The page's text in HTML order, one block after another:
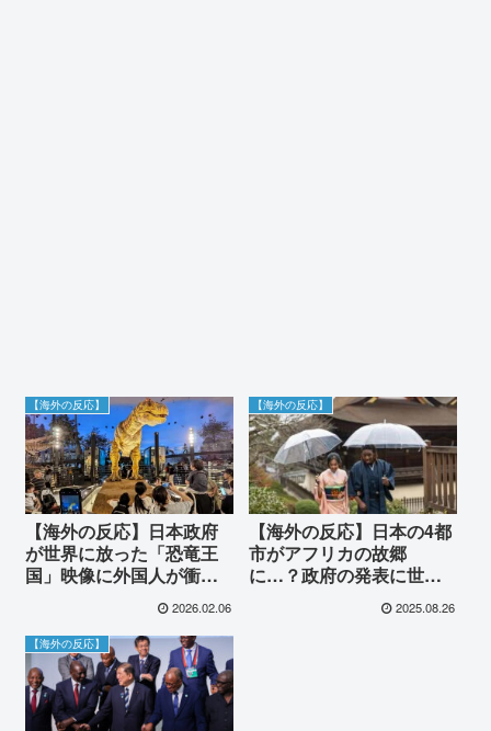
【海外の反応】
【海外の反応】日本政府
が世界に放った「恐竜王
国」映像に外国人が衝
撃！「日本には何でもあ
るのか…」福井県立恐竜
博物館の圧倒的クオリテ
ィに行きたいの声が殺到
2026.02.06
【海外の反応】
【海外の反応】日本の4都
市がアフリカの故郷
に…？政府の発表に世界
が震撼！「日本よ、欧米
の二の舞になるな」誤報
2025.08.26
【海外の反応】